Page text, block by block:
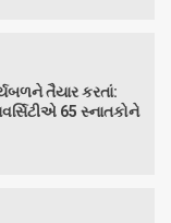
તૈયાર કરતાં:
65 સ્નાતકોને